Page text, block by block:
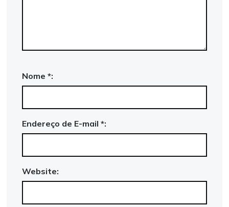
Nome *:
Endereço de E-mail *:
Website: